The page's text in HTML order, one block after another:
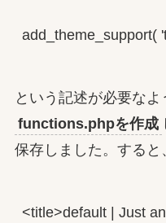
add_theme_support(
という記述が必要な
functions.phpを作成
保存しました。すると
<title>default | Just